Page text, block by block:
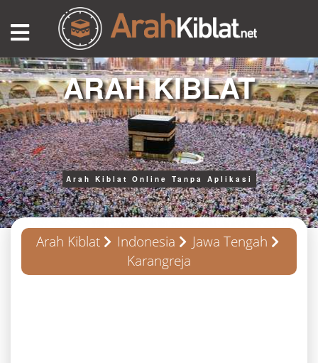
ARAH KIBLAT
Arah Kiblat Online Tanpa Aplikasi
Arah Kiblat Indonesia
Jawa Tengah
Karangreja